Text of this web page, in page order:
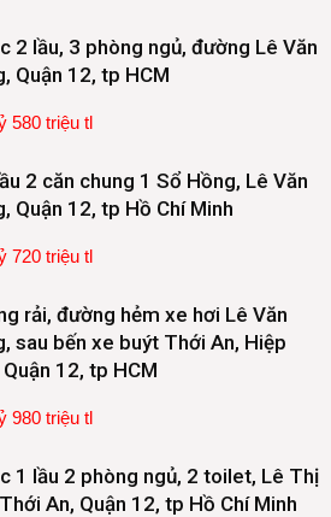
2 lầu, 3 phòng ngủ, đường Lê Văn
Quận 12, tp HCM
580 triệu tl
2 căn chung 1 Sổ Hồng, Lê Văn
Quận 12, tp Hồ Chí Minh
720 triệu tl
rải, đường hẻm xe hơi Lê Văn
sau bến xe buýt Thới An, Hiệp
12, tp HCM
980 triệu tl
1 lầu 2 phòng ngủ, 2 toilet, Lê Thị
An, Quận 12, tp Hồ Chí Minh